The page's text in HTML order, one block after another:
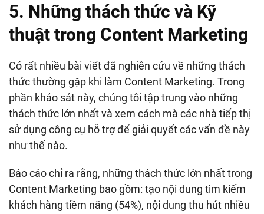
5. Những thách thức và Kỹ
thuật trong Content Marketing
Có rất nhiều bài viết đã nghiên cứu về những thách
thức thường gặp khi làm Content Marketing. Trong
phần khảo sát này, chúng tôi tập trung vào những
thách thức lớn nhất và xem cách mà các nhà tiếp thị
sử dụng công cụ hỗ trợ để giải quyết các vấn đề này
như thế nào.
Báo cáo chỉ ra rằng, những thách thức lớn nhất trong
Content Marketing bao gồm: tạo nội dung tìm kiếm
khách hàng tiềm năng (54%), nội dung thu hút nhiều